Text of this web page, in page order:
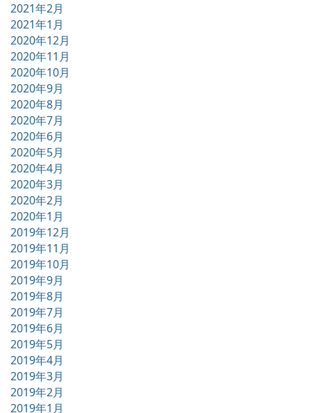
2021年2月
2021年1月
2020年12月
2020年11月
2020年10月
2020年9月
2020年8月
2020年7月
2020年6月
2020年5月
2020年4月
2020年3月
2020年2月
2020年1月
2019年12月
2019年11月
2019年10月
2019年9月
2019年8月
2019年7月
2019年6月
2019年5月
2019年4月
2019年3月
2019年2月
2019年1月